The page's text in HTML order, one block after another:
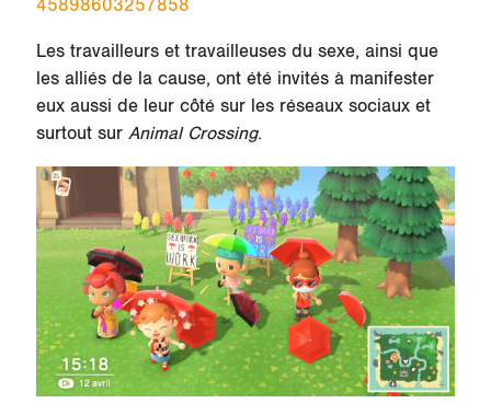
45898603257858
Les travailleurs et travailleuses du sexe, ainsi que
les alliés de la cause, ont été invités à manifester
eux aussi de leur côté sur les réseaux sociaux et
surtout sur Animal Crossing.